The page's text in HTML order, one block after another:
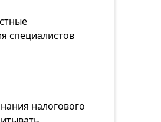
специалистов
налогового